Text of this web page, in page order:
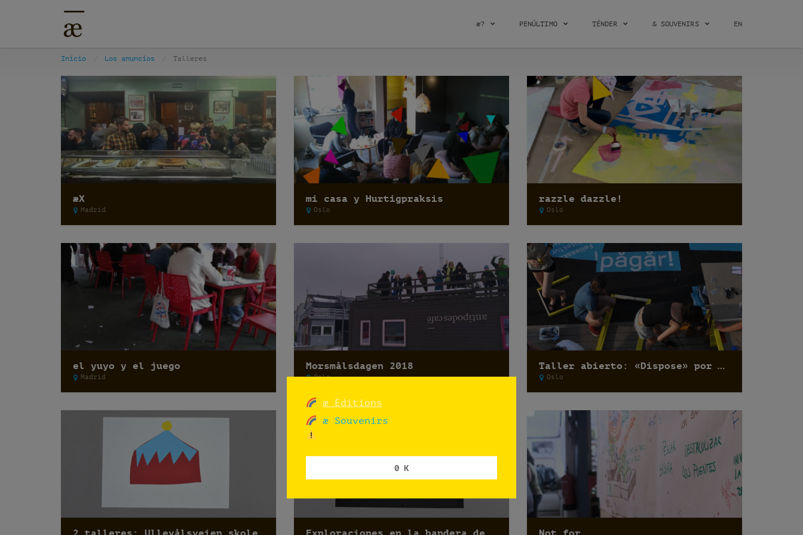
æ? PENÚLTIMO TÉNDER & SOUVENIRS EN
Inicio Los anuncios Talleres
æX
Madrid
mi casa y Hurtigpraksis
Oslo
razzle dazzle!
Oslo
el yuyo y el juego
Madrid
Morsmålsdagen 2018
Oslo
Taller abierto: «Dispose» por Basurama
Oslo
æ Editions
æ Souvenirs
0 K